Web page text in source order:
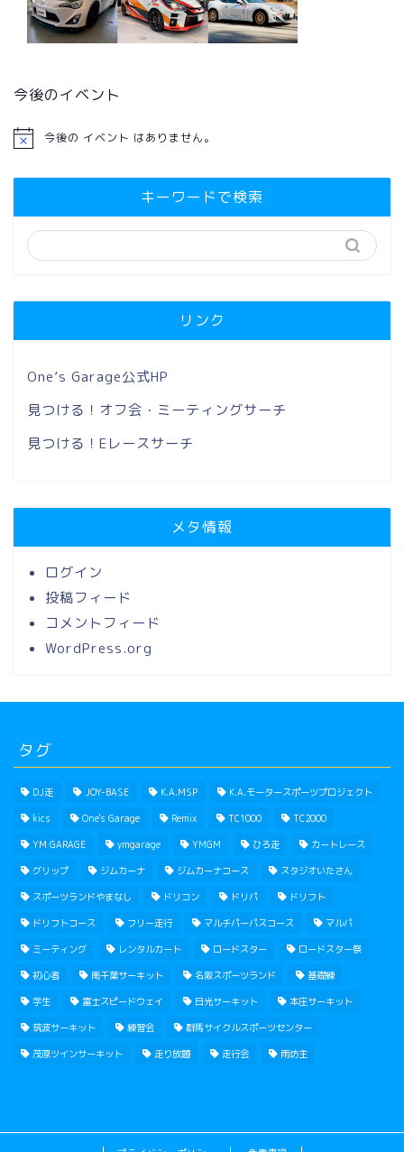
今後のイベント
今後の イベント はありません。
キーワードで検索
リンク
One’s Garage公式HP
見つける！オフ会・ミーティングサーチ
見つける！Eレースサーチ
メタ情報
ログイン
投稿フィード
コメントフィード
WordPress.org
タグ
DJ走 JOY-BASE K.A.MSP K.A.モータースポーツプロジェクト
kics One's Garage Remix TC1000 TC2000
YM GARAGE ymgarage YMGM ひろ走 カートレース
グリップ ジムカーナ ジムカーナコース スタジオいたさん
スポーツランドやまなし ドリコン ドリパ ドリフト
ドリフトコース フリー走行 マルチパーパスコース マルパ
ミーティング レンタルカート ロードスター ロードスター祭
初心者 南千葉サーキット 名阪スポーツランド 基礎練
学生 富士スピードウェイ 日光サーキット 本庄サーキット
筑波サーキット 練習会 群馬サイクルスポーツセンター
茂原ツインサーキット 走り放題 走行会 雨坊主